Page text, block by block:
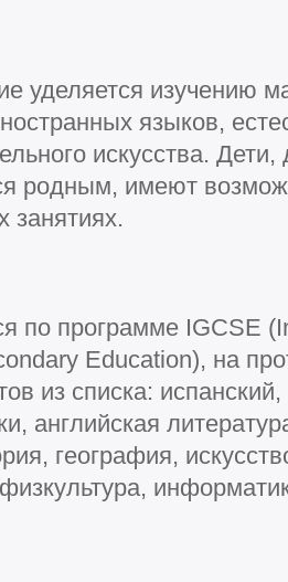
уделяется изучению
языков,
искусства.
родным, имеют
занятиях.
по программе IGCSE
Education), на
из списка:
английская
география,